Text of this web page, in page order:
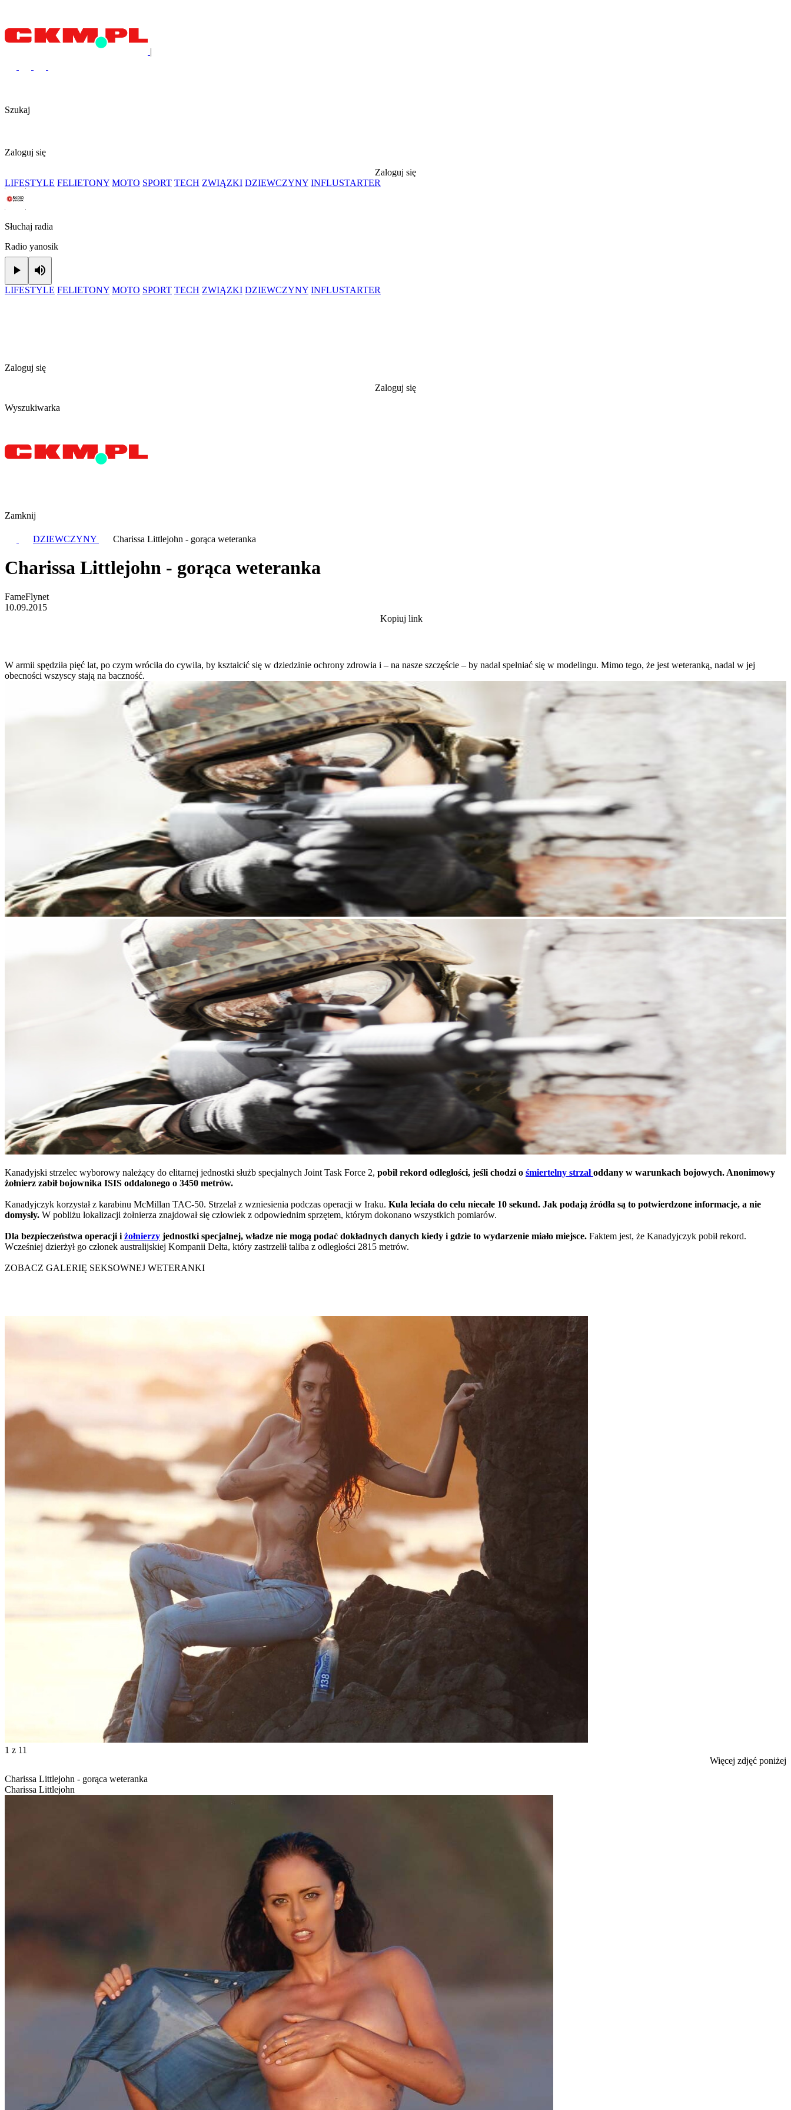
|
Szukaj
Zaloguj się
Zaloguj się
LIFESTYLE FELIETONY MOTO SPORT TECH ZWIĄZKI DZIEWCZYNY INFLUSTARTER
Słuchaj radia
Radio yanosik
Play
LIFESTYLE FELIETONY MOTO SPORT TECH ZWIĄZKI DZIEWCZYNY INFLUSTARTER
Zaloguj się
Zaloguj się
Wyszukiwarka
Zamknij
DZIEWCZYNY Charissa Littlejohn - gorąca weteranka
Charissa Littlejohn - gorąca weteranka
FameFlynet
10.09.2015
Kopiuj link
W armii spędziła pięć lat, po czym wróciła do cywila, by kształcić się w dziedzinie ochrony zdrowia i – na nasze szczęście – by nadal spełniać się w modelingu. Mimo tego, że jest weteranką, nadal w jej
obecności wszyscy stają na baczność.
Kanadyjski strzelec wyborowy należący do elitarnej jednostki służb specjalnych Joint Task Force 2, pobił rekord odległości, jeśli chodzi o śmiertelny strzałoddany w warunkach bojowych. Anonimowy
żołnierz zabił bojownika ISIS oddalonego o 3450 metrów.
Kanadyjczyk korzystał z karabinu McMillan TAC-50. Strzelał z wzniesienia podczas operacji w Iraku. Kula leciała do celu niecałe 10 sekund. Jak podają źródła są to potwierdzone informacje, a nie
domysły. W pobliżu lokalizacji żołnierza znajdował się człowiek z odpowiednim sprzętem, którym dokonano wszystkich pomiarów.
Dla bezpieczeństwa operacji i żołnierzy jednostki specjalnej, władze nie mogą podać dokładnych danych kiedy i gdzie to wydarzenie miało miejsce. Faktem jest, że Kanadyjczyk pobił rekord.
Wcześniej dzierżył go członek australijskiej Kompanii Delta, który zastrzelił taliba z odległości 2815 metrów.
ZOBACZ GALERIĘ SEKSOWNEJ WETERANKI
1 z 11
Więcej zdjęć poniżej
Charissa Littlejohn - gorąca weteranka
Charissa Littlejohn